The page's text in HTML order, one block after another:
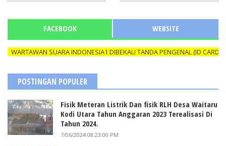
FACEBOOK WEBSITE
SUARA INDONESIA1 DIBEKALI TANDA PENGENAL (ID CARD)
POSTINGAN POPULER
Fisik Meteran Listrik Dan fisik RLH Desa Waitaru
Kodi Utara Tahun Anggaran 2023 Terealisasi Di
Tahun 2024.
7/06/2024 08:23:00 PM